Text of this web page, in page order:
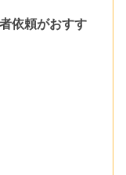
依頼がおすす